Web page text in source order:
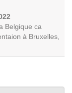
Belgique ca
à Bruxelles,